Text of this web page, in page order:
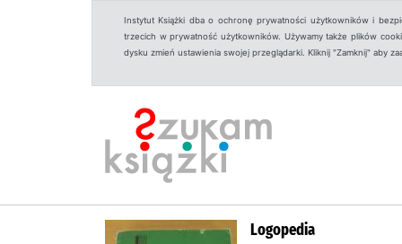
Instytut Książki dba o ochronę prywatności użytkowników i
trzecich w prywatność użytkowników. Używamy także plików
dysku zmień ustawienia swojej przeglądarki. Kliknij "Zamknij" aby
Logopedia